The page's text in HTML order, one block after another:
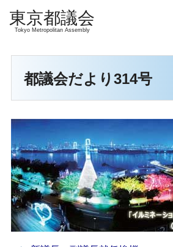
Tokyo Metropolitan Assembly
都議会だより314号